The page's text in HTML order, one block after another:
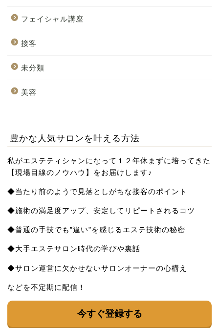
フェイシャル講座
接客
未分類
美容
豊かな人気サロンを叶える方法
私がエステティシャンになって１２年休まずに培ってきた
【現場目線のノウハウ】をお届け します♪
◆当たり前のようで見落としがちな接客のポイント
◆施術の満足度アップ、安定してリピートされるコツ
◆普通の手技でも”違い”を感じるエステ技術の秘密
◆大手エステサロン時代の学びや裏話
◆サロン運営に欠かせないサロンオーナーの心構え
などを不定期に配信！
今すぐ登録する